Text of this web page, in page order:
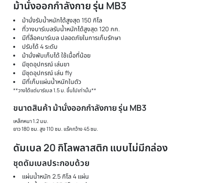
ของแถมเซ็ทม้านั่งออกกำลังกาย MB3+ดัมเบล 20Kg
ฟรี!!!